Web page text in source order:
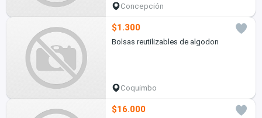
Concepción
$1.300
Bolsas reutilizables de algodon
Coquimbo
$16.000